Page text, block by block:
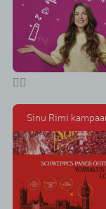
💁‍♀️
Sinu Rimi